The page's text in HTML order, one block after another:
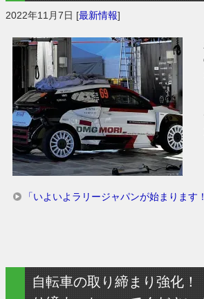
2022年11月7日 [最新情報]
「いよいよラリージャパンが始まりま
自転車の取り締まり強化